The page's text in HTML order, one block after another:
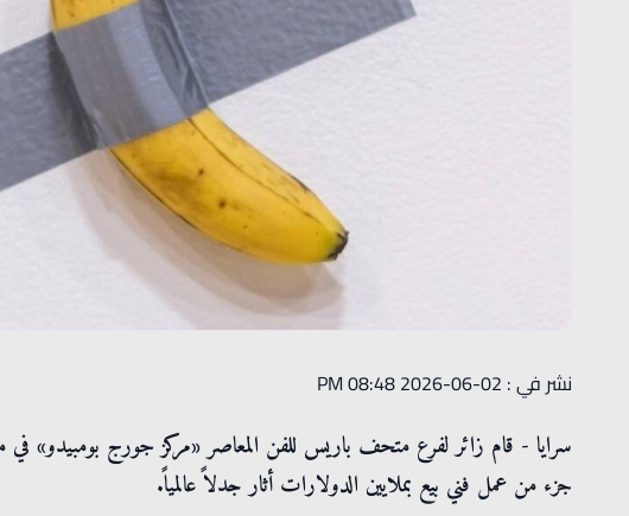
نشر في : 02-06-2026 08:48 PM
سرايا - قام زائر لفرع متحف باريس للفن المعاصر «مركز جورج بومبيدو» في
جزء من عمل فني بيع بملايين الدولارات أثار جدلاً عالمياً.